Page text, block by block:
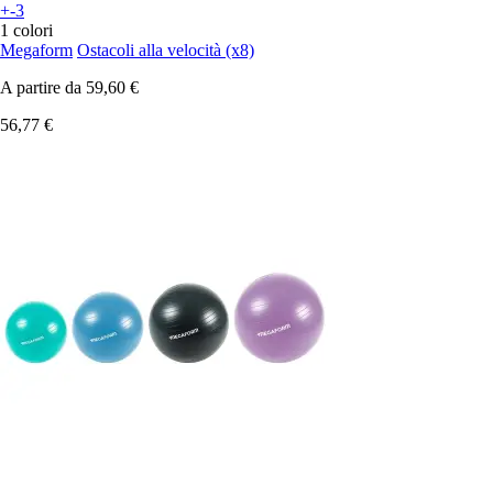
+-3
1 colori
Megaform Ostacoli alla velocità (x8)
A partire da 59,60 €
56,77 €